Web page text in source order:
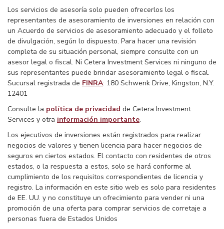
Los servicios de asesoría solo pueden ofrecerlos los
representantes de asesoramiento de inversiones en relación con
un Acuerdo de servicios de asesoramiento adecuado y el folleto
de divulgación, según lo dispuesto. Para hacer una revisión
completa de su situación personal, siempre consulte con un
asesor legal o fiscal. Ni Cetera Investment Services ni ninguno de
sus representantes puede brindar asesoramiento legal o fiscal.
Sucursal registrada de FINRA: 180 Schwenk Drive, Kingston, N.Y.
12401
Consulte la política de privacidad de Cetera Investment
Services y otra información importante.
Los ejecutivos de inversiones están registrados para realizar
negocios de valores y tienen licencia para hacer negocios de
seguros en ciertos estados. El contacto con residentes de otros
estados, o la respuesta a estos, solo se hará conforme al
cumplimiento de los requisitos correspondientes de licencia y
registro. La información en este sitio web es solo para residentes
de EE. UU. y no constituye un ofrecimiento para vender ni una
promoción de una oferta para comprar servicios de corretaje a
personas fuera de Estados Unidos